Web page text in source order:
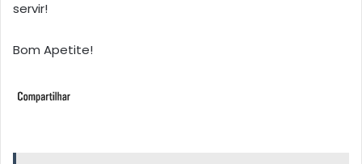
servir!
Bom Apetite!